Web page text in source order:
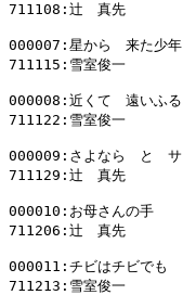
711108:辻　真先
000007:星から　来た少年
711115:雪室俊一
000008:近くて　遠いふる
711122:雪室俊一
000009:さよなら　と　サ
711129:辻　真先
000010:お母さんの手
711206:辻　真先
000011:チビはチビでも
711213:雪室俊一